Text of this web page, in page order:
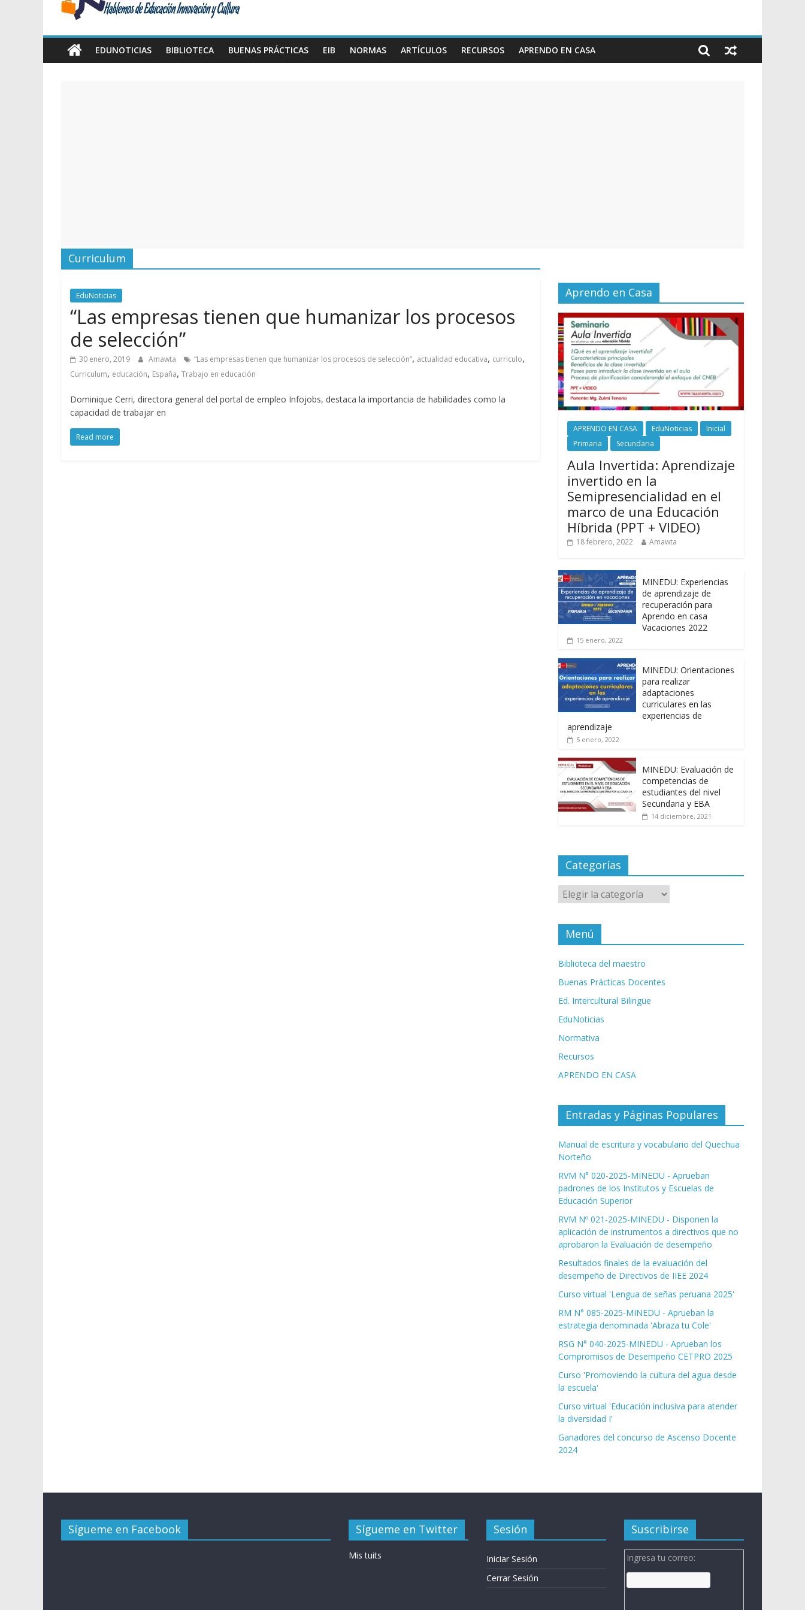
Educación,
EDUNOTICIAS BIBLIOTECA BUENAS PRÁCTICAS EIB NORMAS ARTÍCULOS RECURSOS APRENDO EN CASA
Curriculum
EduNoticias
“Las empresas tienen que humanizar los procesos
de selección”
30 enero, 2019 Amawta “Las empresas tienen que humanizar los procesos de selección”, actualidad educativa, curriculo,
Curriculum, educación, España, Trabajo en educación
Dominique Cerri, directora general del portal de empleo Infojobs, destaca la importancia de habilidades como la
capacidad de trabajar en
Read more
Aprendo en Casa
APRENDO EN CASA EduNoticias
Inicial
Primaria
Secundaria
Aula Invertida: Aprendizaje
invertido en la
Semipresencialidad en el
marco de una Educación
Híbrida (PPT + VIDEO)
18 febrero, 2022 Amawta
MINEDU: Experiencias
de aprendizaje de
recuperación para
Aprendo en casa
Vacaciones 2022
15 enero, 2022
MINEDU: Orientaciones
para realizar
adaptaciones
curriculares en las
experiencias de
aprendizaje
5 enero, 2022
MINEDU: Evaluación de
competencias de
estudiantes del nivel
Secundaria y EBA
14 diciembre, 2021
Categorías
Categorías
Menú
Biblioteca del maestro
Buenas Prácticas Docentes
Ed. Intercultural Bilingüe
EduNoticias
Normativa
Recursos
APRENDO EN CASA
Entradas y Páginas Populares
Manual de escritura y vocabulario del Quechua
Norteño
RVM N° 020-2025-MINEDU - Aprueban
padrones de los Institutos y Escuelas de
Educación Superior
RVM Nº 021-2025-MINEDU - Disponen la
aplicación de instrumentos a directivos que no
aprobaron la Evaluación de desempeño
Resultados finales de la evaluación del
desempeño de Directivos de IIEE 2024
Curso virtual 'Lengua de señas peruana 2025'
RM N° 085-2025-MINEDU - Aprueban la
estrategia denominada 'Abraza tu Cole'
RSG N° 040-2025-MINEDU - Aprueban los
Compromisos de Desempeño CETPRO 2025
Curso 'Promoviendo la cultura del agua desde
la escuela'
Curso virtual 'Educación inclusiva para atender
la diversidad I'
Ganadores del concurso de Ascenso Docente
2024
Sígueme en Facebook Sígueme en Twitter
Mis tuits
Sesión
Iniciar Sesión
Cerrar Sesión
Suscribirse
Ingresa tu correo: